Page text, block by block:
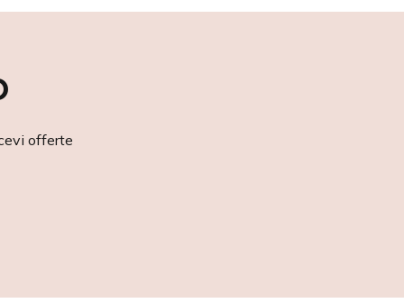
offerte